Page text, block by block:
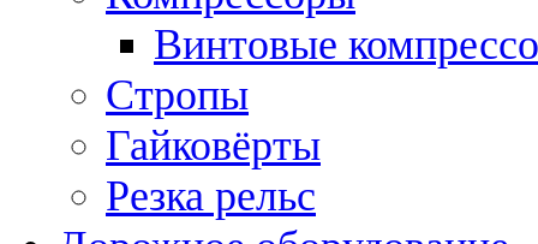
Винтовые
Стропы
Гайковёрты
Резка рельс